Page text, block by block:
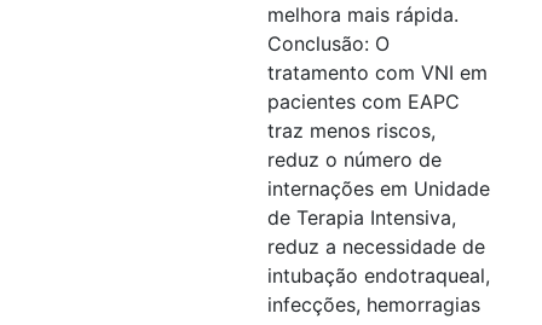
melhora mais rápida.
Conclusão: O
tratamento com VNI em
pacientes com EAPC
traz menos riscos,
reduz o número de
internações em Unidade
de Terapia Intensiva,
reduz a necessidade de
intubação endotraqueal,
infecções, hemorragias